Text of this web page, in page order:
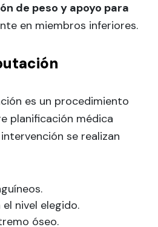
de peso y apoyo para
en miembros inferiores.
es un procedimiento
planificación médica
se realizan
nivel elegido.
óseo.